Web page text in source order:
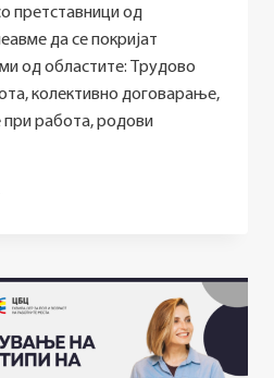
претставници од
да се покријат
од областите: Tрудово
колективно договарање,
при работа, родови